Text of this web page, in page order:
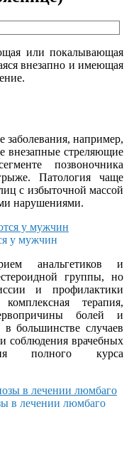
или покалывающая
внезапно и имеющая
например,
внезапные стреляющие
позвоночника
Патология чаще
с избыточной массой
нарушениями.
у мужчин
анальгетиков и
группы, но
и профилактики
терапия,
болей и
большинстве случаев
соблюдения врачебных
полного курса
в лечении люмбаго